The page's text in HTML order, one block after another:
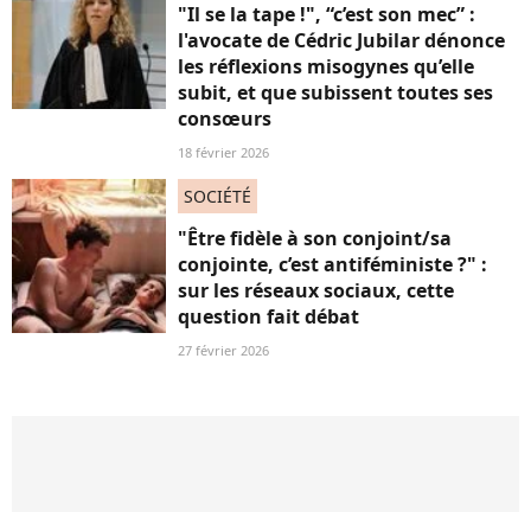
"Il se la tape !", “c’est son mec” :
l'avocate de Cédric Jubilar dénonce
les réflexions misogynes qu’elle
subit, et que subissent toutes ses
consœurs
18 février 2026
SOCIÉTÉ
"Être fidèle à son conjoint/sa
conjointe, c’est antiféministe ?" :
sur les réseaux sociaux, cette
question fait débat
27 février 2026